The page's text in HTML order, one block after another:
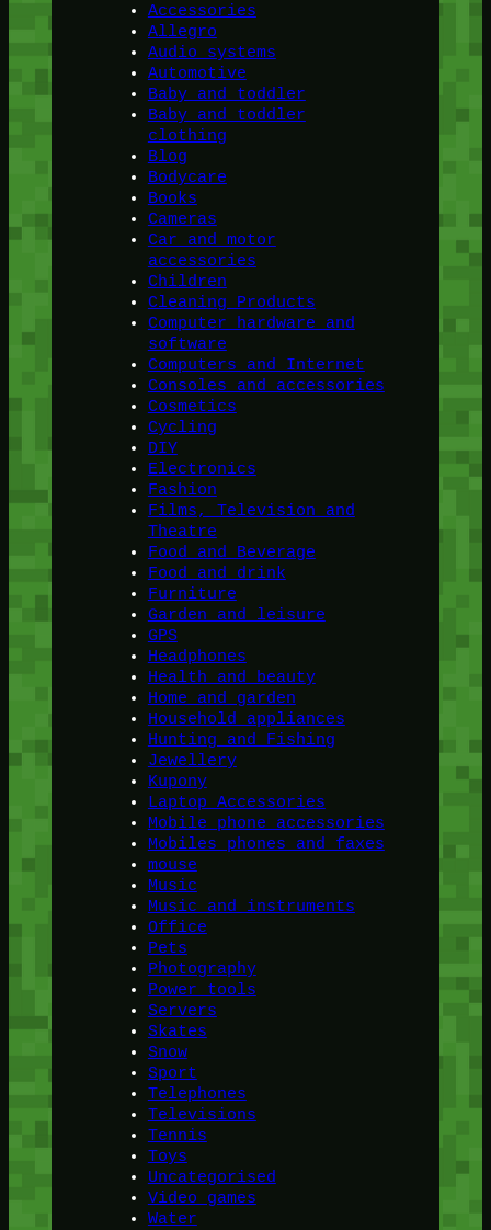
Accessories
Allegro
Audio systems
Automotive
Baby and toddler
Baby and toddler
clothing
Blog
Bodycare
Books
Cameras
Car and motor
accessories
Children
Cleaning Products
Computer hardware and
software
Computers and Internet
Consoles and accessories
Cosmetics
Cycling
DIY
Electronics
Fashion
Films, Television and
Theatre
Food and Beverage
Food and drink
Furniture
Garden and leisure
GPS
Headphones
Health and beauty
Home and garden
Household appliances
Hunting and Fishing
Jewellery
Kupony
Laptop Accessories
Mobile phone accessories
Mobiles phones and faxes
mouse
Music
Music and instruments
Office
Pets
Photography
Power tools
Servers
Skates
Snow
Sport
Telephones
Televisions
Tennis
Toys
Uncategorised
Video games
Water